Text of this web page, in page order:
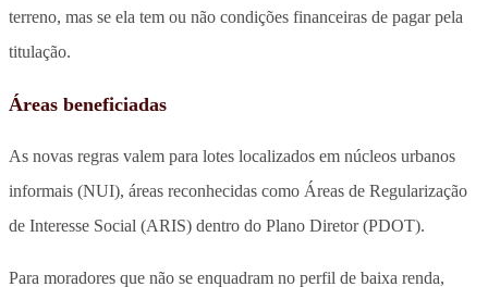
terreno, mas se ela tem ou não condições financeiras de pagar pela
titulação.
Áreas beneficiadas
As novas regras valem para lotes localizados em núcleos urbanos
informais (NUI), áreas reconhecidas como Áreas de Regularização
de Interesse Social (ARIS) dentro do Plano Diretor (PDOT).
Para moradores que não se enquadram no perfil de baixa renda,